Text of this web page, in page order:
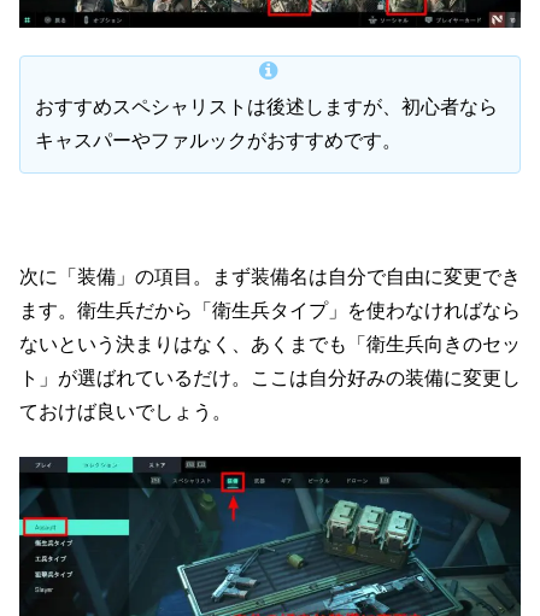
おすすめスペシャリストは後述しますが、初心者なら
キャスパーやファルックがおすすめです。
次に「装備」の項目。まず装備名は自分で自由に変更でき
ます。衛生兵だから「衛生兵タイプ」を使わなければなら
ないという決まりはなく、あくまでも「衛生兵向きのセッ
ト」が選ばれているだけ。ここは自分好みの装備に変更し
ておけば良いでしょう。